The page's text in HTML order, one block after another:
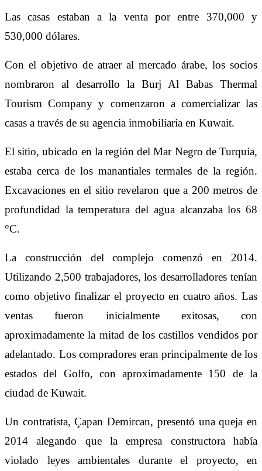
Las casas estaban a la venta por entre 370,000 y
530,000 dólares.
Con el objetivo de atraer al mercado árabe, los socios
nombraron al desarrollo la Burj Al Babas Thermal
Tourism Company y comenzaron a comercializar las
casas a través de su agencia inmobiliaria en Kuwait.
El sitio, ubicado en la región del Mar Negro de Turquía,
estaba cerca de los manantiales termales de la región.
Excavaciones en el sitio revelaron que a 200 metros de
profundidad la temperatura del agua alcanzaba los 68
°C.
La construcción del complejo comenzó en 2014.
Utilizando 2,500 trabajadores, los desarrolladores tenían
como objetivo finalizar el proyecto en cuatro años. Las
ventas fueron inicialmente exitosas, con
aproximadamente la mitad de los castillos vendidos por
adelantado. Los compradores eran principalmente de los
estados del Golfo, con aproximadamente 150 de la
ciudad de Kuwait.
Un contratista, Çapan Demircan, presentó una queja en
2014 alegando que la empresa constructora había
violado leyes ambientales durante el proyecto, en